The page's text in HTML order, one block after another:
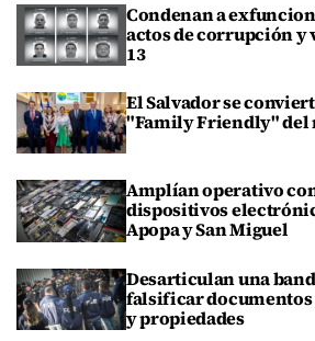
Condenan a
actos de corrupción y
13
El Salvador se
"Family Friendly" del
Amplían operativo
dispositivos
Apopa y San Miguel
Desarticulan una
falsificar
y propiedades